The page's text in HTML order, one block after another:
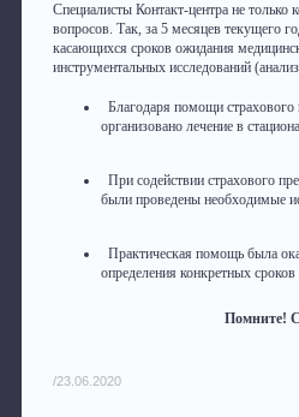
Специалисты Контакт-центра не только
вопросов. Так, за 5 месяцев текущего
касающихся сроков ожидания
инструментальных исследований
Благодаря помощи
организовано лечение в
При содействии страхового
были проведены необходимые
Практическая помощь была
определения конкретных
Помните!
/23.06.2020